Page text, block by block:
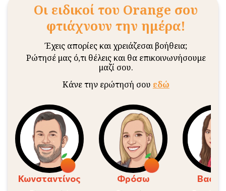
Οι ειδικοί του Orange σου
φτιάχνουν την ημέρα!
Έχεις απορίες και χρειάζεσαι βοήθεια;
Ρώτησέ μας ό,τι θέλεις και θα επικοινωνήσουμε
μαζί σου.
Κάνε την ερώτησή σου εδώ
Κωνσταντίνος Φρόσω